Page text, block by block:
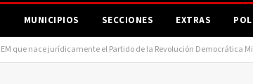
MUNICIPIOS SECCIONES EXTRAS
que nace jurídicamente el Partido de la Revolución Democrática